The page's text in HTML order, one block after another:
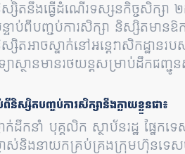
សិតនឹងធ្វើដំណើរទស្សនកិច្ចសិក្សា
ទាប់ពីបញ្ចប់ការសិក្សា និស្សិតមាន
សិតអាចស្នាក់នៅអន្តេវាសិកដ្ឋានរ
យាស្ថានមានរថយន្តសម្រាប់ដឹកជញ្
ពីនិស្សិតបញ្ចប់ការសិក្សានឹងក្លាយខ្លួនជា៖
ាក់ដឹកនាំ បុគ្គលិក ស្ថាប័នរដ្ឋ ផ្នែក
ាស់និងនាយកគ្រប់គ្រងក្រុមហ៊ុនទេ